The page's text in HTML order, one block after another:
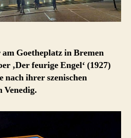
Goetheplatz in Bremen
‚Der feurige Engel‘ (1927)
nach ihrer szenischen